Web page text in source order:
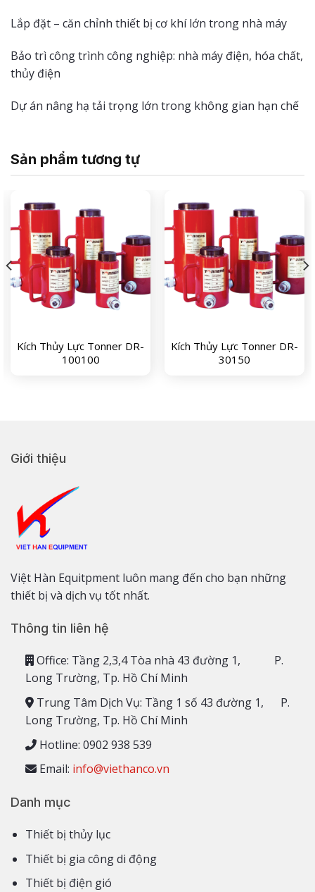
Lắp đặt – căn chỉnh thiết bị cơ khí lớn trong nhà máy
Bảo trì công trình công nghiệp: nhà máy điện, hóa chất,
thủy điện
Dự án nâng hạ tải trọng lớn trong không gian hạn chế
Sản phẩm tương tự
Kích Thủy Lực Tonner DR-
100100
Kích Thủy Lực Tonner DR-
30150
Giới thiệu
Việt Hàn Equitpment luôn mang đến cho bạn những
thiết bị và dịch vụ tốt nhất.
Thông tin liên hệ
Office: Tầng 2,3,4 Tòa nhà 43 đường 1, P.
Long Trường, Tp. Hồ Chí Minh
Trung Tâm Dịch Vụ: Tầng 1 số 43 đường 1, P.
Long Trường, Tp. Hồ Chí Minh
Hotline: 0902 938 539
Email: info@viethanco.vn
Danh mục
Thiết bị thủy lục
Thiết bị gia công di động
Thiết bị điện gió